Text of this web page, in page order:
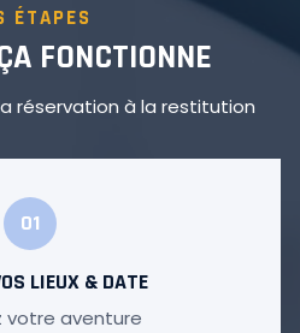
ÉTAPES
FONCTIONNE
réservation à la restitution
01
LIEUX & DATE
votre aventure